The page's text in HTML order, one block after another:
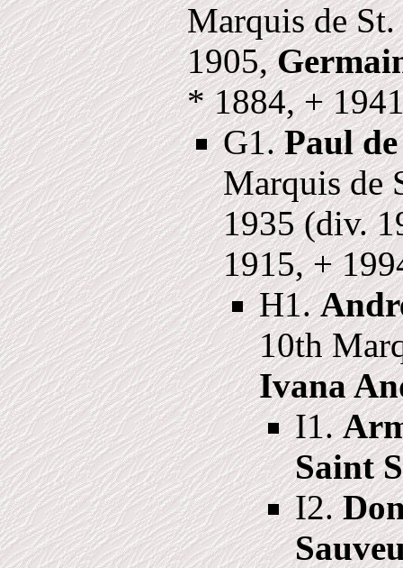
Marquis de
1905,
* 1884, +
G1.Paul
Marquis de
1935 (div.
1915, +
H1.
10th
Ivana
I1.
Saint
I2.